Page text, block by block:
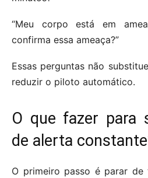
“Meu corpo está em
confirma essa ameaça?”
Essas perguntas não
reduzir o piloto automático.
O que fazer para
de alerta
O primeiro passo é parar de